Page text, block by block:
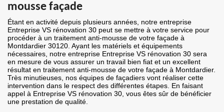
mousse façade
Étant en activité depuis plusieurs années, notre entreprise
Entreprise VS rénovation 30 peut se mettre à votre service pour
procéder à un traitement anti-mousse de votre façade à
Montdardier 30120. Ayant les matériels et équipements
nécessaires, notre entreprise Entreprise VS rénovation 30 sera
en mesure de vous assurer un travail bien fiat et un excellent
résultat en traitement anti-mousse de votre façade à Montdardier.
Très minutieuses, nos équipes de façadiers vont réaliser cette
intervention dans le respect des différentes étapes. En faisant
appel à Entreprise VS rénovation 30, vous êtes sûr de bénéficier
une prestation de qualité.